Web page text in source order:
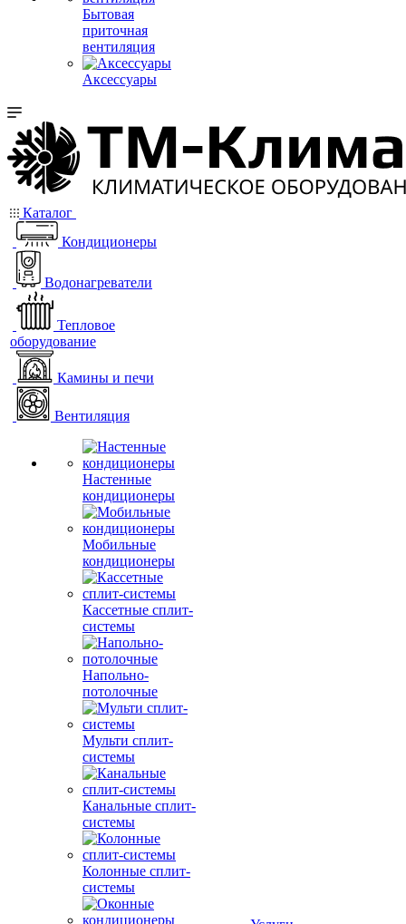
Бытовая
приточная
вентиляция
Аксессуары
Каталог
Кондиционеры
Водонагреватели
Тепловое
оборудование
Камины и печи
Вентиляция
Настенные
кондиционеры
Мобильные
кондиционеры
Кассетные сплит-
системы
Напольно-
потолочные
Мульти сплит-
системы
Канальные сплит-
системы
Колонные сплит-
системы